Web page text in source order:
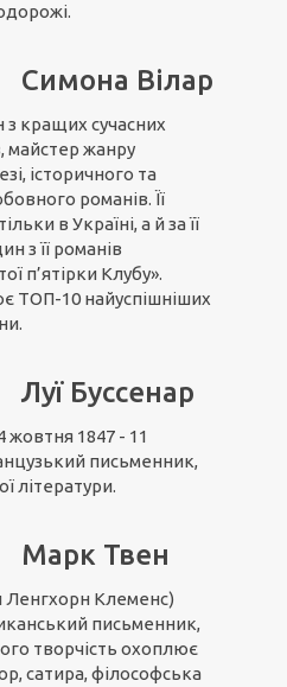
Симона Вілар
кращих сучасних
майстер жанру
історичного та
романів. Її
в Україні, а й за її
з її романів
п’ятірки Клубу».
ТОП-10 найуспішніших
Луї Буссенар
жовтня 1847 - 11
письменник,
літератури.
Марк Твен
Клеменс)
письменник,
творчість охоплює
сатира, філософська